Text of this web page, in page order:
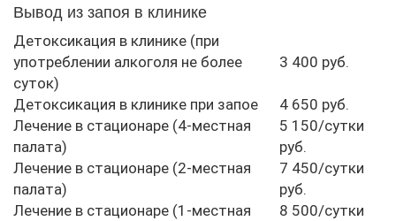
Вывод из запоя в клинике
Детоксикация в клинике (при
употреблении алкоголя не более
суток)
3 400 руб.
Детоксикация в клинике при запое
4 650 руб.
Лечение в стационаре (4-местная
палата)
5 150/сутки
руб.
Лечение в стационаре (2-местная
палата)
7 450/сутки
руб.
Лечение в стационаре (1-местная
8 500/сутки